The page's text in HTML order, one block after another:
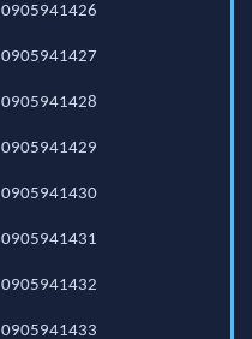
0905941426
0905941427
0905941428
0905941429
0905941430
0905941431
0905941432
0905941433